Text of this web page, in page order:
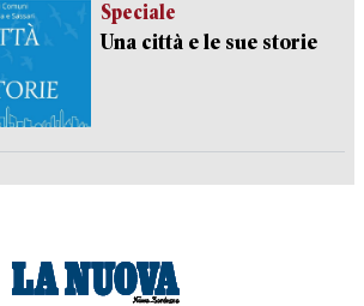
Speciale
Una città e le sue storie